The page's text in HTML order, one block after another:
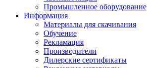
Промышленное оборудование
Информация
Материалы для скачивания
Обучение
Рекламация
Производители
Дилерские сертификаты